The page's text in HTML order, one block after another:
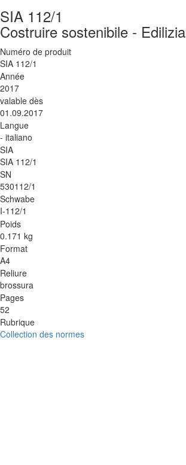
SIA 112/1
Costruire sostenibile - Edilizia
Numéro de produit
SIA 112/1
Année
2017
valable dès
01.09.2017
Langue
- italiano
SIA
SIA 112/1
SN
530112/1
Schwabe
I-112/1
Poids
0.171 kg
Format
A4
Reliure
brossura
Pages
52
Rubrique
Collection des normes